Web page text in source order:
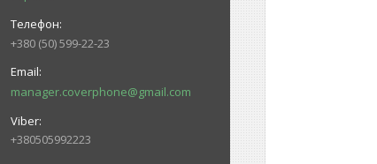
+380 (50) 599-22-23
manager.coverphone@gmail.com
+380505992223